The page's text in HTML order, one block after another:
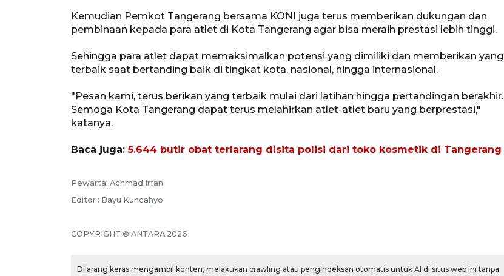
Kemudian Pemkot Tangerang bersama KONI juga terus memberikan dukungan dan
pembinaan kepada para atlet di Kota Tangerang agar bisa meraih prestasi lebih tinggi.
Sehingga para atlet dapat memaksimalkan potensi yang dimiliki dan memberikan yang
terbaik saat bertanding baik di tingkat kota, nasional, hingga internasional.
"Pesan kami, terus berikan yang terbaik mulai dari latihan hingga pertandingan berakhir.
Semoga Kota Tangerang dapat terus melahirkan atlet-atlet baru yang berprestasi,"
katanya.
Baca juga:5.644 butir obat terlarang disita polisi dari toko kosmetik di Tangerang
Pewarta: Achmad Irfan
Editor : Bayu Kuncahyo
COPYRIGHT © ANTARA 2026
Dilarang keras mengambil konten, melakukan crawling atau pengindeksan otomatis untuk AI di situs web ini tanpa